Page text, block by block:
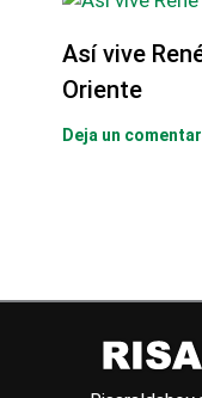
Así vive
Oriente
Deja un